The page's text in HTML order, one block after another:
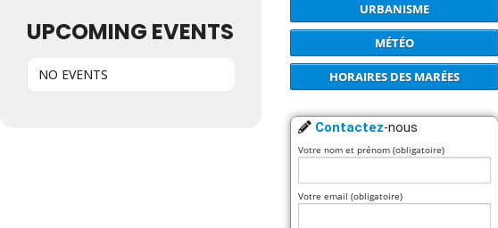
UPCOMING EVENTS
NO EVENTS
URBANISME
MÉTÉO
HORAIRES DES MARÉES
Contactez-nous
Votre nom et prénom (obligatoire)
Votre email (obligatoire)